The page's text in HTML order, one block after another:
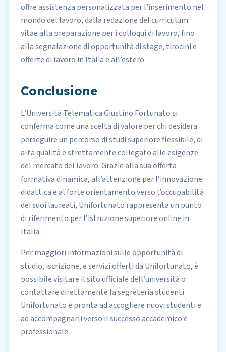
offre assistenza personalizzata per l’inserimento nel
mondo del lavoro, dalla redazione del curriculum
vitae alla preparazione per i colloqui di lavoro, fino
alla segnalazione di opportunità di stage, tirocini e
offerte di lavoro in Italia e all’estero.
Conclusione
L’Università Telematica Giustino Fortunato si
conferma come una scelta di valore per chi desidera
perseguire un percorso di studi superiore flessibile, di
alta qualità e strettamente collegato alle esigenze
del mercato del lavoro. Grazie alla sua offerta
formativa dinamica, all’attenzione per l’innovazione
didattica e al forte orientamento verso l’occupabilità
dei suoi laureati, Unifortunato rappresenta un punto
di riferimento per l’istruzione superiore online in
Italia.
Per maggiori informazioni sulle opportunità di
studio, iscrizione, e servizi offerti da Unifortunato, è
possibile visitare il sito ufficiale dell’università o
contattare direttamente la segreteria studenti.
Unifortunato è pronta ad accogliere nuovi studenti e
ad accompagnarli verso il successo accademico e
professionale.